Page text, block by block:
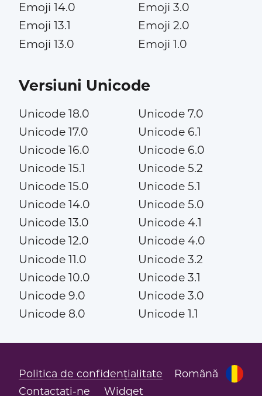
Emoji 14.0
Emoji 13.1
Emoji 13.0
Emoji 3.0
Emoji 2.0
Emoji 1.0
Versiuni Unicode
Unicode 18.0
Unicode 17.0
Unicode 16.0
Unicode 15.1
Unicode 15.0
Unicode 14.0
Unicode 13.0
Unicode 12.0
Unicode 11.0
Unicode 10.0
Unicode 9.0
Unicode 8.0
Unicode 7.0
Unicode 6.1
Unicode 6.0
Unicode 5.2
Unicode 5.1
Unicode 5.0
Unicode 4.1
Unicode 4.0
Unicode 3.2
Unicode 3.1
Unicode 3.0
Unicode 1.1
Română
Politica de confidențialitate
Contactați-ne
Widget